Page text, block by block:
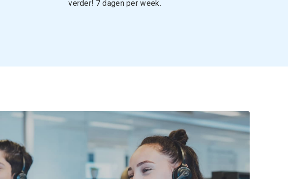
verder! 7 dagen per week.